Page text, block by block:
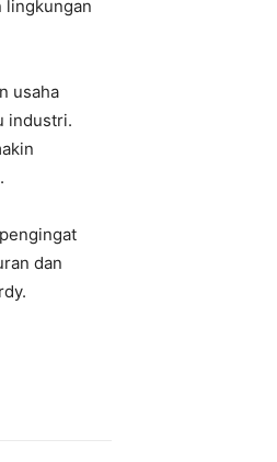
lingkungan
usaha
industri.
dan